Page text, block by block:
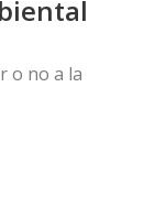
o no a la